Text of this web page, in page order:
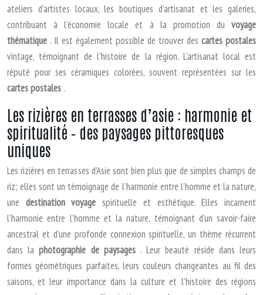
ateliers d’artistes locaux, les boutiques d’artisanat et les galeries,
contribuant à l’économie locale et à la promotion du voyage
thématique . Il est également possible de trouver des cartes postales
vintage, témoignant de l’histoire de la région. L’artisanat local est
réputé pour ses céramiques colorées, souvent représentées sur les
cartes postales .
Les rizières en terrasses d’asie : harmonie et
spiritualité – des paysages pittoresques
uniques
Les rizières en terrasses d’Asie sont bien plus que de simples champs de
riz; elles sont un témoignage de l’harmonie entre l’homme et la nature,
une destination voyagespirituelle et esthétique. Elles incarnent
l’harmonie entre l’homme et la nature, témoignant d’un savoir-faire
ancestral et d’une profonde connexion spirituelle, un thème récurrent
dans laphotographie de paysages . Leur beauté réside dans leurs
formes géométriques parfaites, leurs couleurs changeantes au fil des
saisons, et leur importance dans la culture et l’histoire des régions